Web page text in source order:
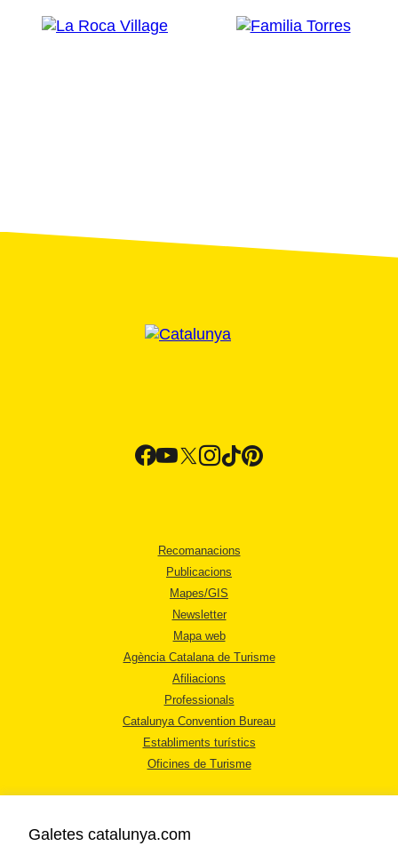
Recomanacions
Publicacions
Mapes/GIS
Newsletter
Mapa web
Agència Catalana de Turisme
Afiliacions
Professionals
Catalunya Convention Bureau
Establiments turístics
Oficines de Turisme
Galetes catalunya.com